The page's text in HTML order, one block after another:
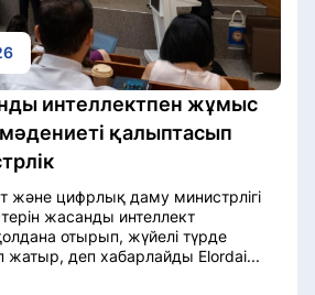
интеллектпен жұмыс
қалыптасып
және цифрлық даму министрлігі
жасанды интеллект
отырып, жүйелі түрде
жатыр, деп хабарлайды Elordai...